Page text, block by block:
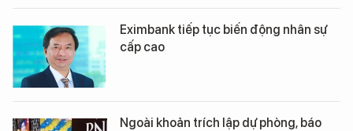
Eximbank tiếp tục biến động nhân sự
cấp cao
Ngoài khoản trích lập dự phòng, báo